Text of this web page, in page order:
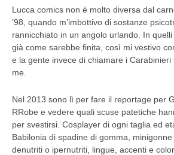
Lucca comics non è molto diversa dal
’98, quando m’imbottivo di sostanze
rannicchiato in un angolo urlando. In
già come sarebbe finita, così mi vestivo
e la gente invece di chiamare i Carabinieri
me.
Nel 2013 sono lì per fare il reportage per
RRobe e vedere quali scuse patetiche
per svestirsi. Cosplayer di ogni taglia ed
Babilonia di spadine di gomma,
denutriti o ipernutriti, lingue, accenti e